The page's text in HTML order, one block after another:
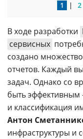
1 | 2
В ходе разработки
сервисных
создано
отчетов. Каждый
задач. Однако со
быть эффективным
и классификация
Антон
инфраструктуры и